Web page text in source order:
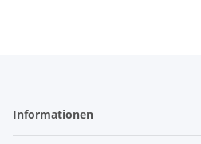
Informationen